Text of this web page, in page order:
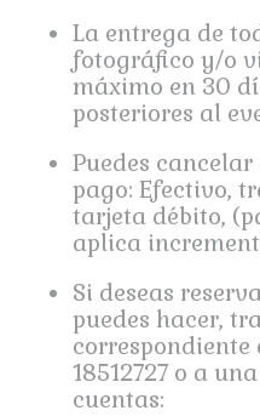
La entrega de
fotográfico y/o
máximo en 30
posteriores al
Puedes
pago: Efectivo,
tarjeta débito,
aplica
Si deseas
puedes hacer,
18512727 o a
cuentas: